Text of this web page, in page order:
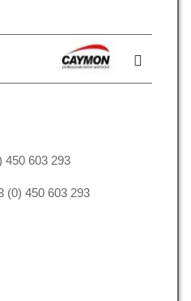
450 603 293
(0) 450 603 293